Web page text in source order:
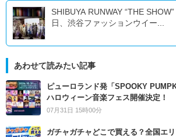
SHIBUYA RUNWAY “THE
日、渋谷ファッションウイー...
あわせて読みたい記事
ピューロランド発「SPOOKY
ハロウィーン音楽フェス開催決定！
07月31日 15時00分
ガチャガチャどこで買える？全国エ